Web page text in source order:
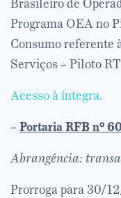
Brasileiro de
Programa OEA no
Consumo referente
Serviços – Piloto
Acesso à íntegra.
– Portaria RFB nº
Abrangência:
Prorroga para 30/